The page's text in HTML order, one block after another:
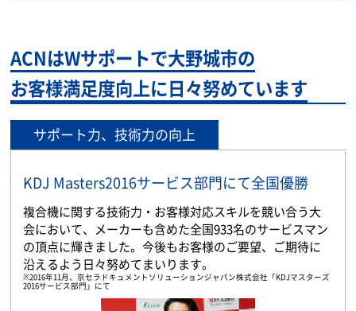
ACNはWサポートで大野城市の
お客様満足度向上に日々努めています
サポート力、技術力の向上
KDJ Masters2016サービス部門にて全国優勝
複合機に関する技術力・お客様対応スキルを競い合う大
会において、メーカーも含めた全国933名のサービスマン
の頂点に輝きました。今後もお客様のご要望、ご期待に
沿えるよう日々努めてまいります。
※2016年11月、京セラドキュメントソリューションジャパン株式会社「KDJマスターズ
2016サービス部門」にて